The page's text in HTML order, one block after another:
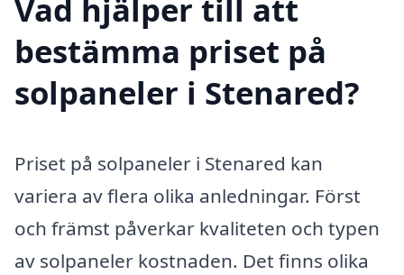
Vad hjälper till att
bestämma priset på
solpaneler i Stenared?
Priset på solpaneler i Stenared kan
variera av flera olika anledningar. Först
och främst påverkar kvaliteten och typen
av solpaneler kostnaden. Det finns olika